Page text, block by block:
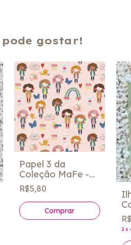
gostar!
Papel 3 da
Coleção MaFe -
Fabi Paliares
R$5,80
2 x